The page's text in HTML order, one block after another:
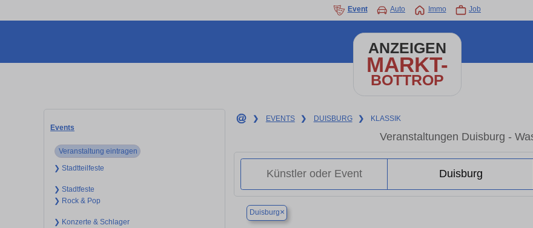
Event Auto Immo Job
ANZEIGEN
MARKT-
BOTTROP
Events
Veranstaltung eintragen
❯ Stadtteilfeste
❯ Stadtfeste
❯ Rock & Pop
❯ Konzerte & Schlager
❯ EVENTS ❯ DUISBURG ❯ KLASSIK
Veranstaltungen Duisburg -
Duisburg×